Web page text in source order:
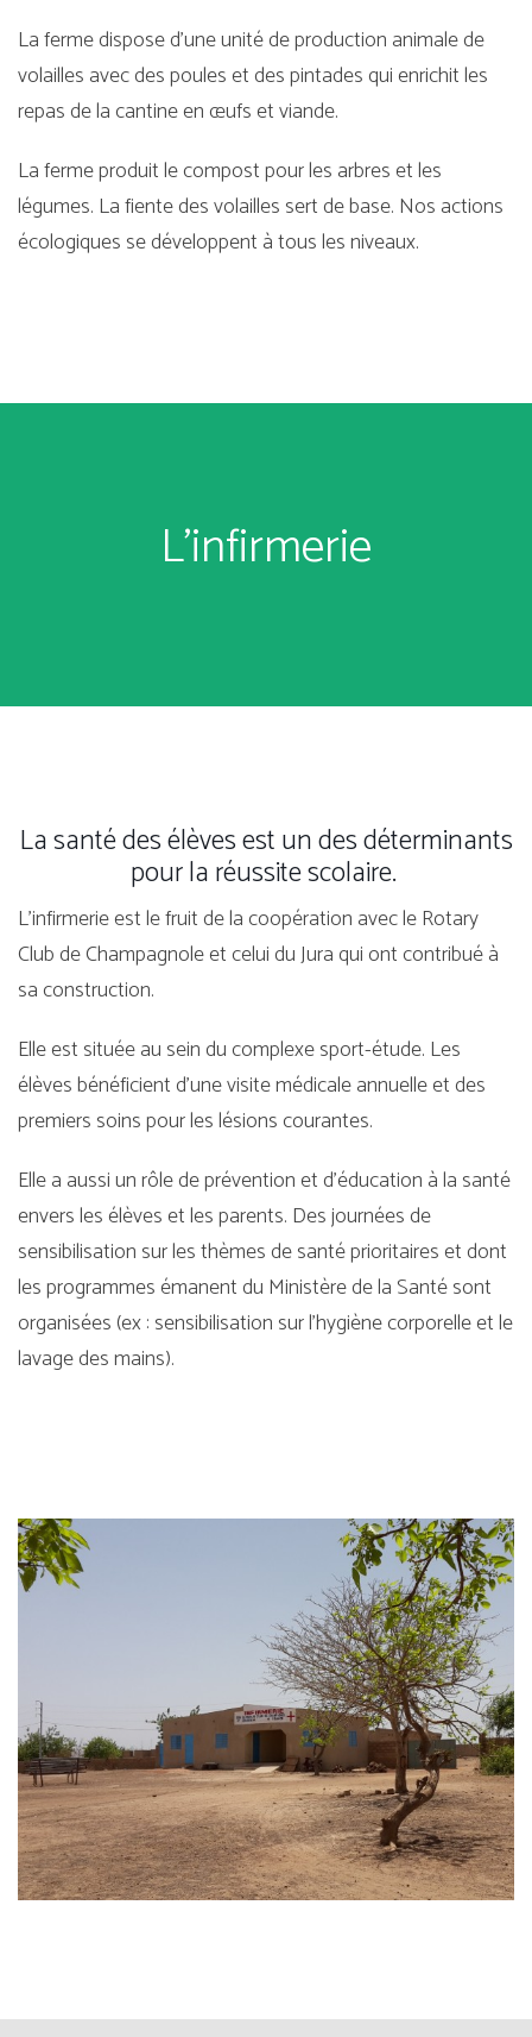
La ferme dispose d’une unité de production animale de
volailles avec des poules et des pintades qui enrichit les
repas de la cantine en œufs et viande.
La ferme produit le compost pour les arbres et les
légumes. La fiente des volailles sert de base. Nos actions
écologiques se développent à tous les niveaux.
L’infirmerie
La santé des élèves est un des déterminants
pour la réussite scolaire.
L’infirmerie est le fruit de la coopération avec le Rotary
Club de Champagnole et celui du Jura qui ont contribué à
sa construction.
Elle est située au sein du complexe sport-étude. Les
élèves bénéficient d’une visite médicale annuelle et des
premiers soins pour les lésions courantes.
Elle a aussi un rôle de prévention et d’éducation à la santé
envers les élèves et les parents. Des journées de
sensibilisation sur les thèmes de santé prioritaires et dont
les programmes émanent du Ministère de la Santé sont
organisées (ex : sensibilisation sur l’hygiène corporelle et le
lavage des mains).